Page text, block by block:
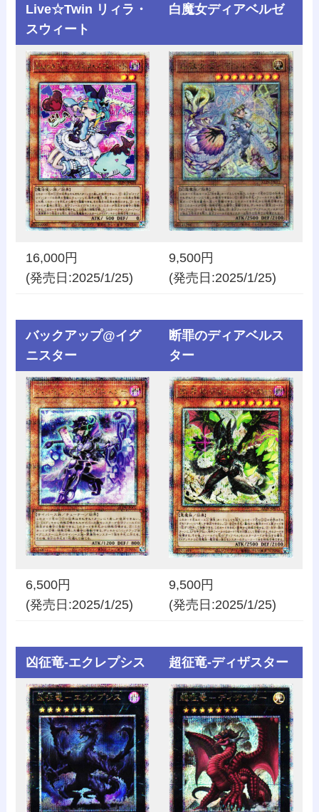
Live☆Twin リィラ・
スウィート
白魔女ディアベルゼ
16,000円
(発売日:2025/1/25)
9,500円
(発売日:2025/1/25)
バックアップ@イグ
ニスター
断罪のディアベルス
ター
6,500円
(発売日:2025/1/25)
9,500円
(発売日:2025/1/25)
凶征竜-エクレプシス 超征竜-ディザスター